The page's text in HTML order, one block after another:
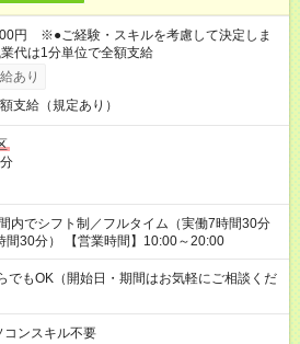
円 ※●ご経験・スキルを考慮して決定しま
代は1分単位で全額支給
あり
支給（規定あり）
間30分） 【営業時間】10:00～20:00
でもOK（開始日・期間はお気軽にご相談くだ
コンスキル不要